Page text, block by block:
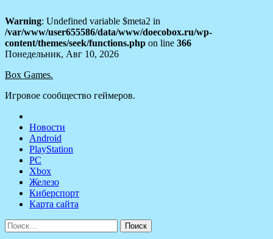
Warning: Undefined variable $meta2 in
/var/www/user655586/data/www/doecobox.ru/wp-
content/themes/seek/functions.php on line 366
Skip
content
Понедельник, Авг 10, 2026
Box Games.
Игровое сообщество геймеров.
Новости
Android
PlayStation
PC
Xbox
Железо
Киберспорт
Карта сайта
Найти: